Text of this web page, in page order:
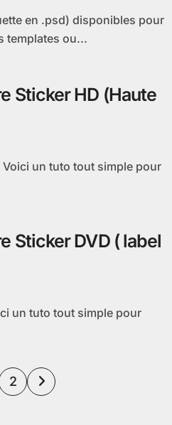
templates ou...
Sticker HD (Haute
Sticker DVD ( label
2